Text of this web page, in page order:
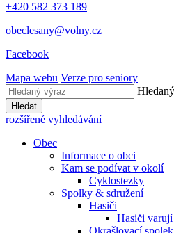
+420 582 373 189
obeclesany@volny.cz
Facebook
Mapa webu Verze pro seniory
Hledat
rozšířené vyhledávání
Obec
Informace o obci
Kam se podívat v okolí
Cyklostezky
Spolky & sdružení
Hasiči
Hasiči varují
Okrašlovací